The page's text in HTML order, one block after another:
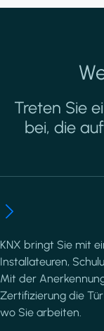
Treten Sie
bei, die
KNX bringt Sie mit
Installateuren,
Mit der
Zertifizierung die
wo Sie arbeiten.